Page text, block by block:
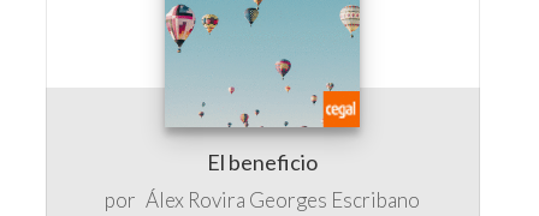
El beneficio
Álex RoviraGeorges Escribano
15,00 €